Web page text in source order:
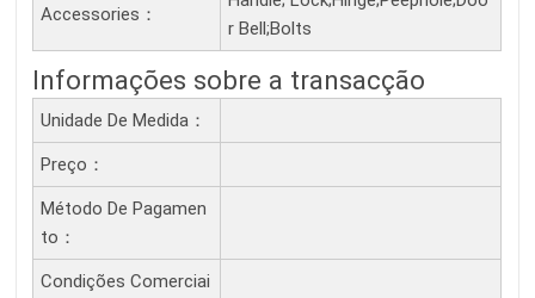
Accessories：
r Bell;Bolts
Informações sobre a transacção
Unidade De Medida：
Preço：
Método De Pagamen
To：
Condições Comerciai